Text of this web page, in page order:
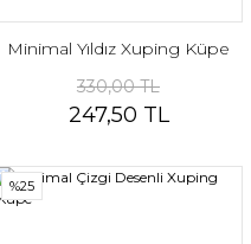
Minimal Yıldız Xuping Küpe
330,00 TL
247,50 TL
%25